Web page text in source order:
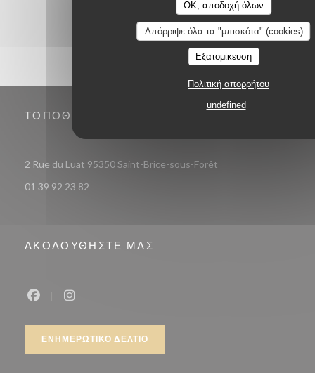
OK, αποδοχή όλων
Απόρριψε όλα τα "μπισκότα" (cookies)
Εξατομίκευση
Πολιτική απορρήτου
undefined
ΤΟΠΟΘΕΣΊΑ
2 Rue du Luat 95350 Saint-Brice-sous-Forêt
01 39 92 23 82
ΑΚΟΛΟΥΘΉΣΤΕ ΜΑΣ
ΕΝΗΜΕΡΩΤΙΚΌ ΔΕΛΤΊΟ